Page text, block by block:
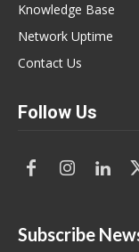
Knowledge Base
Network Uptime
Contact Us
Follow Us
Subscribe